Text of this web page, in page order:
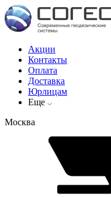
Акции
Контакты
Оплата
Доставка
Юрлицам
Еще
Москва